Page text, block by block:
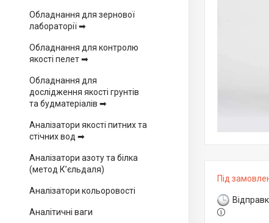
Обладнання для зернової
лабораторії ➡
Обладнання для контролю
якості пелет ➡
Обладнання для
дослідження якості грунтів
та будматеріалів ➡
Аналізатори якості питних та
стічних вод ➡
Аналізатори азоту та білка
(метод К’єльдаля)
Аналізатори кольоровості
Аналітичні ваги
Під